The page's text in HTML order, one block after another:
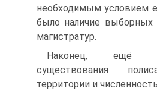
необходимым условием
было наличие выборных
магистратур.
Наконец, ещё
существования
территории и